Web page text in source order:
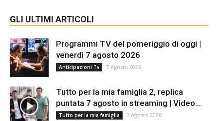
GLI ULTIMI ARTICOLI
Programmi TV del pomeriggio di oggi |
venerdì 7 agosto 2026
Anticipazioni Tv 7 Agosto 2026
Tutto per la mia famiglia 2, replica
puntata 7 agosto in streaming | Video...
Tutto per la mia famiglia 7 Agosto 2026